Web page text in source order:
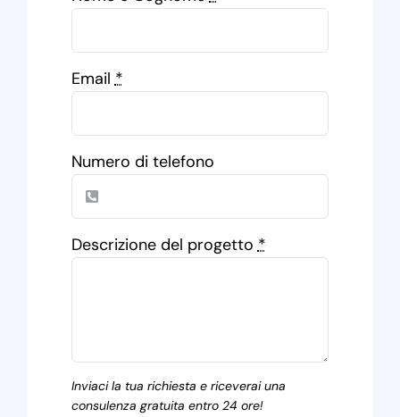
Email*
Numero di telefono
Descrizione del progetto*
Inviaci la tua richiesta e riceverai una
consulenza gratuita entro 24 ore!